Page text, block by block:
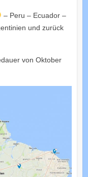
– Peru – Ecuador –
und zurück
von Oktober